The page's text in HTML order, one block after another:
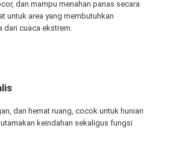
dan mampu menahan panas secara
untuk area yang membutuhkan
dari cuaca ekstrem.
dan hemat ruang, cocok untuk hunian
keindahan sekaligus fungsi